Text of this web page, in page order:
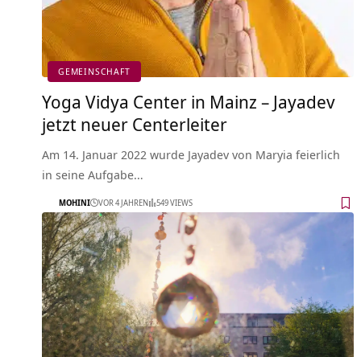
GEMEINSCHAFT
Yoga Vidya Center in Mainz – Jayadev
jetzt neuer Centerleiter
Am 14. Januar 2022 wurde Jayadev von Maryia feierlich
in seine Aufgabe…
MOHINI VOR 4 JAHREN 549 VIEWS